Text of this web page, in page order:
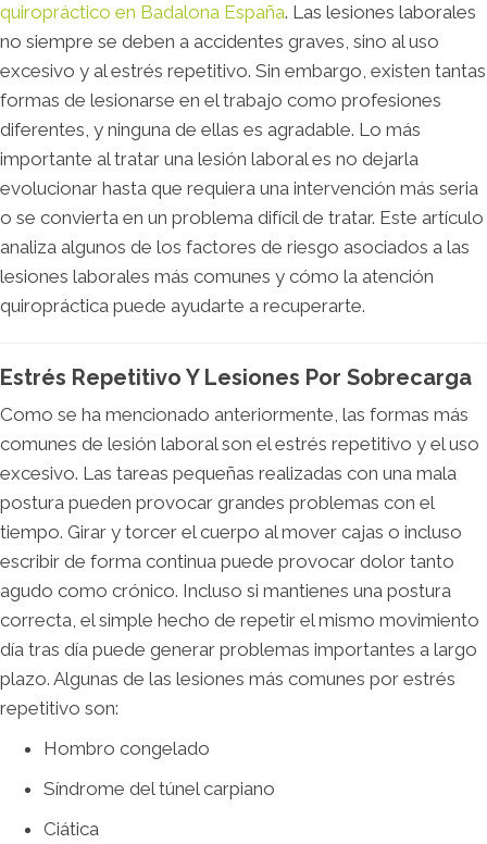
quiropráctico en Badalona España. Las lesiones laborales
no siempre se deben a accidentes graves, sino al uso
excesivo y al estrés repetitivo. Sin embargo, existen tantas
formas de lesionarse en el trabajo como profesiones
diferentes, y ninguna de ellas es agradable. Lo más
importante al tratar una lesión laboral es no dejarla
evolucionar hasta que requiera una intervención más seria
o se convierta en un problema difícil de tratar. Este artículo
analiza algunos de los factores de riesgo asociados a las
lesiones laborales más comunes y cómo la atención
quiropráctica puede ayudarte a recuperarte.
Estrés Repetitivo Y Lesiones Por Sobrecarga
Como se ha mencionado anteriormente, las formas más
comunes de lesión laboral son el estrés repetitivo y el uso
excesivo. Las tareas pequeñas realizadas con una mala
postura pueden provocar grandes problemas con el
tiempo. Girar y torcer el cuerpo al mover cajas o incluso
escribir de forma continua puede provocar dolor tanto
agudo como crónico. Incluso si mantienes una postura
correcta, el simple hecho de repetir el mismo movimiento
día tras día puede generar problemas importantes a largo
plazo. Algunas de las lesiones más comunes por estrés
repetitivo son:
Hombro congelado
Síndrome del túnel carpiano
Ciática